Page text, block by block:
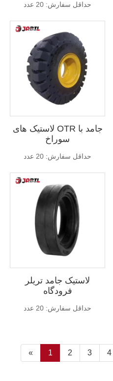
حداقل سفارش: 20 عدد
لاستیک های OTR جامد با
سوراخ
حداقل سفارش: 20 عدد
لاستیک جامد تریلر
فرودگاه
حداقل سفارش: 20 عدد
« 1 2 3 4